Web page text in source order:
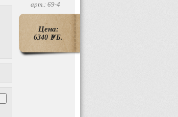
арт.: 69-4
Цена:
6340 P
УБ.